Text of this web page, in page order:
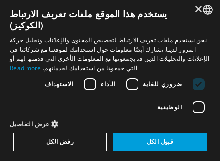
تابعونا على
اشترك في النشرة الإخبارية لمشروع المنطقة الخالية من
أسلحة الدمار الشامل في الشرق الأوسط
قم بالتسجيل اليوم للبقاء على اتصال بأحدث أخبار المشروع
ARABIC
FRENCH
HEBREW
×
يستخدم هذا الموقع ملفات تعريف الارتباط
(الكوكيز)
نحن نستخدم ملفات تعريف الارتباط لتخصيص المحتوى والإعلانات وتحليل حركة
المرور لدينا. نشارك أيضًا معلومات حول استخدامك لموقعنا مع شركائنا في
الإعلانات والتحليلات الذين قد يجمعونها مع المعلومات الأخرى التي قدمتها لهم أو
التي جمعوها من استخدامك لخدماتهم. Read more
ضروري للغاية
الأداء الاستهداف
الوظيفية
عرض التفاصيل
قبول الكل رفض الكل